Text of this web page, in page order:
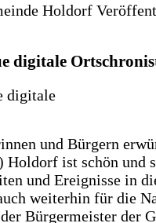
Holdorf
digitale
und Bürgern
ist schön und
und Ereignisse in
weiterhin für die
Bürgermeister der